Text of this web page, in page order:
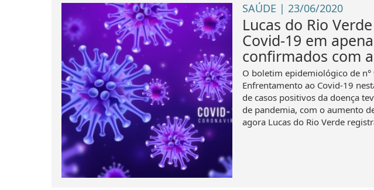
SAÚDE | 23/06/2020
Lucas do Rio
Covid-19 em
confirmados com
O boletim epidemiológico de
Enfrentamento ao Covid-19
de casos positivos da doença
de pandemia, com o aumento
agora Lucas do Rio Verde